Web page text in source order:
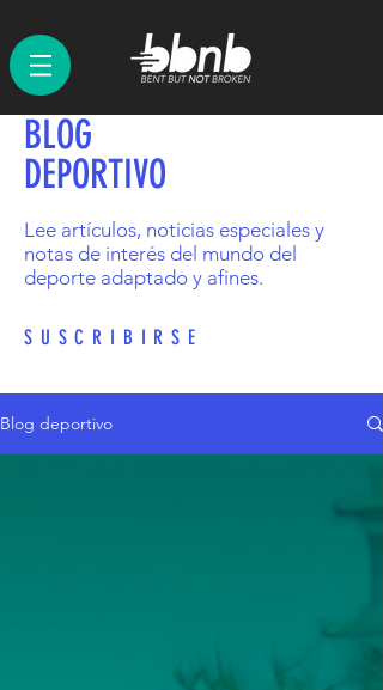
BLOG
DEPORTIVO
Lee artículos, noticias especiales y
notas de interés del mundo del
deporte adaptado y afines.
SUSCRIBIRSE
Blog deportivo